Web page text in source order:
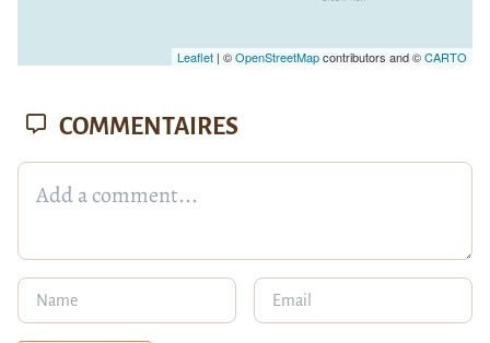
Leaflet| ©OpenStreetMapcontributors and ©CARTO
COMMENTAIRES